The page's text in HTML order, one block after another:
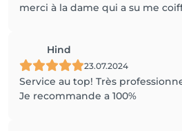
merci à la dame qui a su me
Hind
23.07.2024
Service au top! Très
Je recommande a 100%